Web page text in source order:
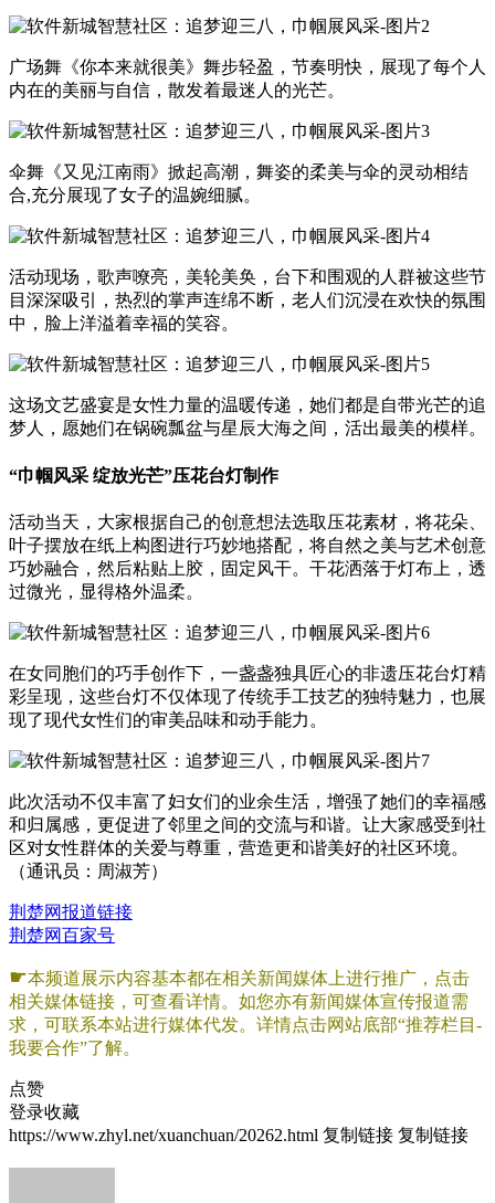
广场舞《你本来就很美》舞步轻盈，节奏明快，展现了每个人
内在的美丽与自信，散发着最迷人的光芒。
伞舞《又见江南雨》掀起高潮，舞姿的柔美与伞的灵动相结
合,充分展现了女子的温婉细腻。
活动现场，歌声嘹亮，美轮美奂，台下和围观的人群被这些节
目深深吸引，热烈的掌声连绵不断，老人们沉浸在欢快的氛围
中，脸上洋溢着幸福的笑容。
这场文艺盛宴是女性力量的温暖传递，她们都是自带光芒的追
梦人，愿她们在锅碗瓢盆与星辰大海之间，活出最美的模样。
“巾帼风采 绽放光芒”压花台灯制作
活动当天，大家根据自己的创意想法选取压花素材，将花朵、
叶子摆放在纸上构图进行巧妙地搭配，将自然之美与艺术创意
巧妙融合，然后粘贴上胶，固定风干。干花洒落于灯布上，透
过微光，显得格外温柔。
在女同胞们的巧手创作下，一盏盏独具匠心的非遗压花台灯精
彩呈现，这些台灯不仅体现了传统手工技艺的独特魅力，也展
现了现代女性们的审美品味和动手能力。
此次活动不仅丰富了妇女们的业余生活，增强了她们的幸福感
和归属感，更促进了邻里之间的交流与和谐。让大家感受到社
区对女性群体的关爱与尊重，营造更和谐美好的社区环境。
（通讯员：周淑芳）
荆楚网报道链接
荆楚网百家号
☛本频道展示内容基本都在相关新闻媒体上进行推广，点击
相关媒体链接，可查看详情。如您亦有新闻媒体宣传报道需
求，可联系本站进行媒体代发。详情点击网站底部“推荐栏目-
我要合作”了解。
点赞
登录收藏
https://www.zhyl.net/xuanchuan/20262.html 复制链接 复制链接